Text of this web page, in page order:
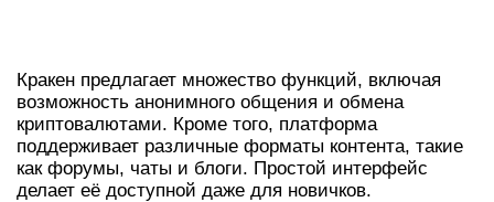
Кракен предлагает множество функций, включая
возможность анонимного общения и обмена
криптовалютами. Кроме того, платформа
поддерживает различные форматы контента, такие
как форумы, чаты и блоги. Простой интерфейс
делает её доступной даже для новичков.